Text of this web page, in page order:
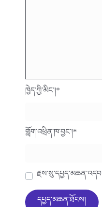
ཁྱེད་ཀྱི་མིང་།*
གློག་འཕྲིན་ཁ་བྱང་།*